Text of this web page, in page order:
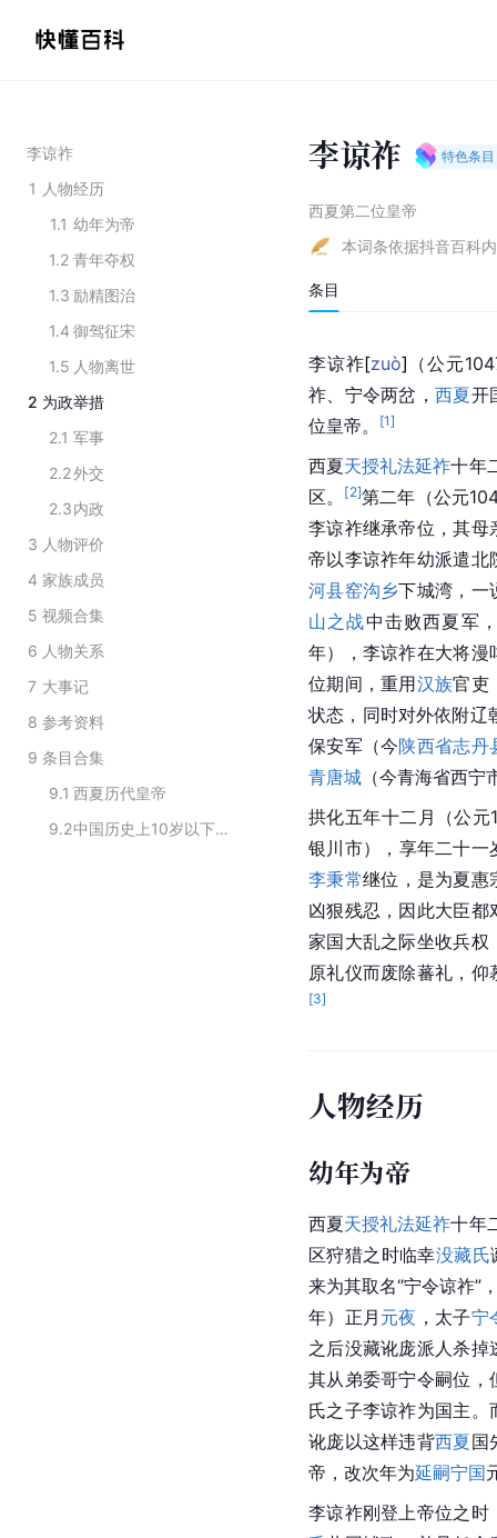
李谅祚
1 人物经历
1.1 幼年为帝
1.2 青年夺权
1.3 励精图治
1.4 御驾征宋
1.5 人物离世
2 为政举措
2.1 军事
2.2外交
2.3内政
3 人物评价
4 家族成员
5 视频合集
6 人物关系
7 大事记
8 参考资料
9 条目合集
9.1 西夏历代皇帝
9.2
中国历史上10岁以下登基皇帝
李谅祚 特色条目
西夏第二位皇帝
本词条依据抖音百科
条目
李谅祚[zuò] （公元
祚、宁令两岔，西夏开
位皇帝。
[1]
西夏天授礼法延祚十年
区。
[2]第二年（公元
李谅祚继承帝位，其母
帝以李谅祚年幼派遣北
河县窑沟乡下城湾，一
山之战中击败西夏军
年），李谅祚在大将漫
位期间，重用汉族官吏
状态，同时对外依附辽
保安军（今陕西省志丹
青唐城 （今青海省西宁
拱化五年十二月（公
银川市），享年二十一
李秉常继位，是为夏惠
凶狠残忍，因此大臣
家国大乱之际坐收兵
原礼仪而废除蕃礼， 仰
[3]
人物经历
幼年为帝
西夏天授礼法延祚十年
区狩猎之时临幸没藏氏
来为其取名“宁令谅祚”
年）正月 元夜 ，太子宁
之后没藏讹庞派人杀
其从弟委哥宁令嗣位，
氏之子李谅祚为国主
讹庞以这样违背西夏国
帝，改次年为延嗣宁国
李谅祚刚登上帝位之时